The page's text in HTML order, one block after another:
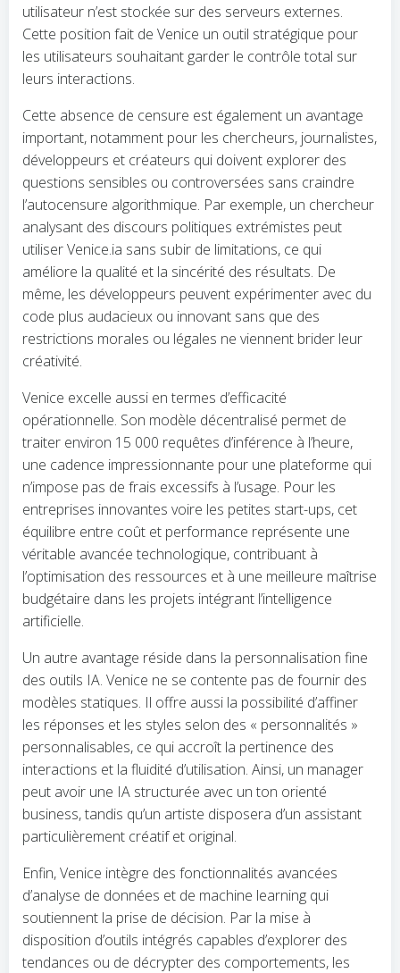
utilisateur n’est stockée sur des serveurs externes.
Cette position fait de Venice un outil stratégique pour
les utilisateurs souhaitant garder le contrôle total sur
leurs interactions.
Cette absence de censure est également un avantage
important, notamment pour les chercheurs, journalistes,
développeurs et créateurs qui doivent explorer des
questions sensibles ou controversées sans craindre
l’autocensure algorithmique. Par exemple, un chercheur
analysant des discours politiques extrémistes peut
utiliser Venice.ia sans subir de limitations, ce qui
améliore la qualité et la sincérité des résultats. De
même, les développeurs peuvent expérimenter avec du
code plus audacieux ou innovant sans que des
restrictions morales ou légales ne viennent brider leur
créativité.
Venice excelle aussi en termes d’efficacité
opérationnelle. Son modèle décentralisé permet de
traiter environ 15 000 requêtes d’inférence à l’heure,
une cadence impressionnante pour une plateforme qui
n’impose pas de frais excessifs à l’usage. Pour les
entreprises innovantes voire les petites start-ups, cet
équilibre entre coût et performance représente une
véritable avancée technologique, contribuant à
l’optimisation des ressources et à une meilleure maîtrise
budgétaire dans les projets intégrant l’intelligence
artificielle.
Un autre avantage réside dans la personnalisation fine
des outils IA. Venice ne se contente pas de fournir des
modèles statiques. Il offre aussi la possibilité d’affiner
les réponses et les styles selon des « personnalités »
personnalisables, ce qui accroît la pertinence des
interactions et la fluidité d’utilisation. Ainsi, un manager
peut avoir une IA structurée avec un ton orienté
business, tandis qu’un artiste disposera d’un assistant
particulièrement créatif et original.
Enfin, Venice intègre des fonctionnalités avancées
d’analyse de données et de machine learning qui
soutiennent la prise de décision. Par la mise à
disposition d’outils intégrés capables d’explorer des
tendances ou de décrypter des comportements, les